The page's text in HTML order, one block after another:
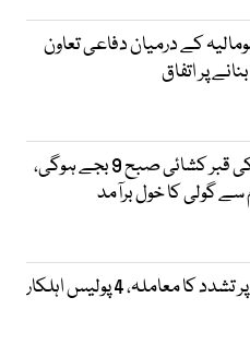
کے درمیان دفاعی تعاون
پر اتفاق
میر رضا علی کی قبر کشائی صبح 9 بجے ہوگی،
سے گولی کا خول برآمد
لاہور؛ صحافی پر تشدد کا معاملہ، 4 پولیس اہلکار